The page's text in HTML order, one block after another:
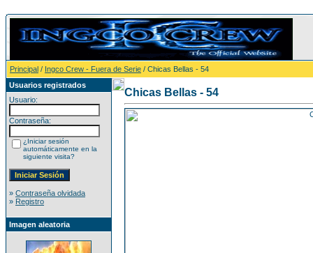
Principal / Ingco Crew - Fuera de Serie / Chicas Bellas - 54
Usuarios registrados
Usuario:
Contraseña:
¿Iniciar sesión
automáticamente en la
siguiente visita?
» Contraseña olvidada
» Registro
Imagen aleatoria
Chicas Bellas - 54